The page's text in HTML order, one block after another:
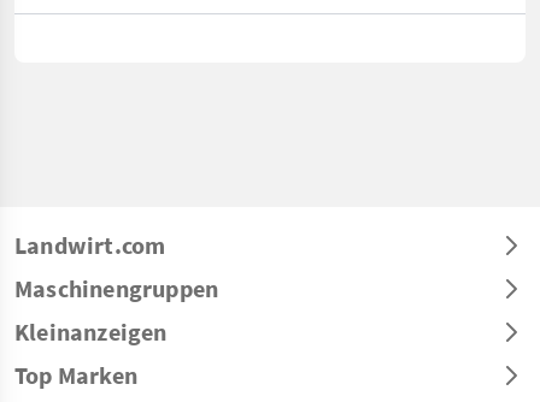
Landwirt.com
Maschinengruppen
Kleinanzeigen
Top Marken